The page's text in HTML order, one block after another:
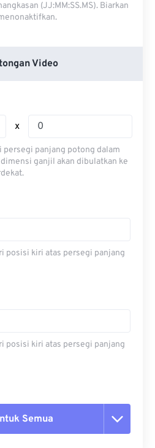
(JJ:MM:SS.MS). Biarkan
Video
x
persegi panjang potong dalam
ganjil akan dibulatkan ke
posisi kiri atas persegi panjang
posisi kiri atas persegi panjang
Semua